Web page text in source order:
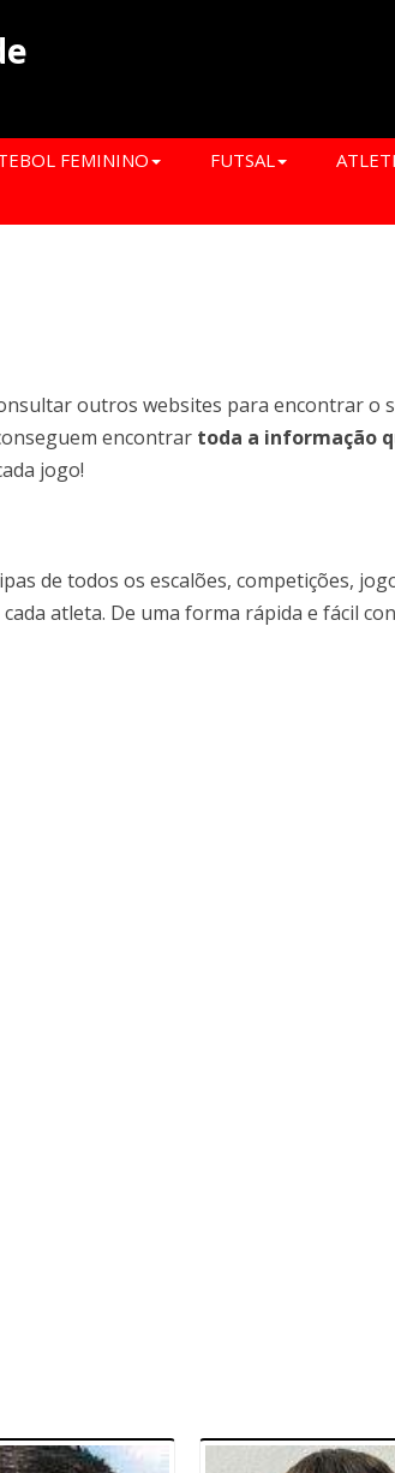
FEMININO FUTSAL
outros websites para encontrar o
encontrar toda a informação
jogo!
de todos os escalões, competições,
atleta. De uma forma rápida e fácil